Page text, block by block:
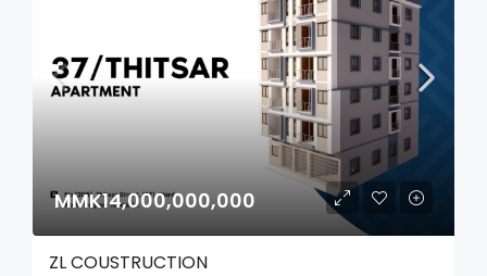
MMK14,000,000,000
ZL COUSTRUCTION